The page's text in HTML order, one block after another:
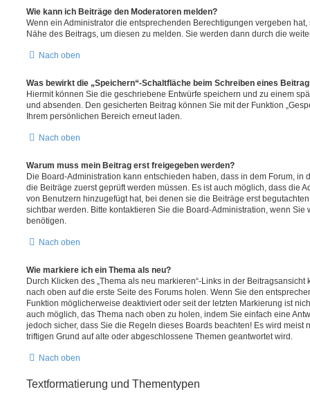
Wie kann ich Beiträge den Moderatoren melden?
Wenn ein Administrator die entsprechenden Berechtigungen vergeben
Nähe des Beitrags, um diesen zu melden. Sie werden dann durch die
Nach oben
Was bewirkt die „Speichern“-Schaltfläche beim Schreiben eines
Hiermit können Sie die geschriebene Entwürfe speichern und zu einem
und absenden. Den gesicherten Beitrag können Sie mit der Funktion
Ihrem persönlichen Bereich erneut laden.
Nach oben
Warum muss mein Beitrag erst freigegeben werden?
Die Board-Administration kann entschieden haben, dass in dem Forum, in
die Beiträge zuerst geprüft werden müssen. Es ist auch möglich, dass die
von Benutzern hinzugefügt hat, bei denen sie die Beiträge erst
sichtbar werden. Bitte kontaktieren Sie die Board-Administration, wenn Sie
benötigen.
Nach oben
Wie markiere ich ein Thema als neu?
Durch Klicken des „Thema als neu markieren“-Links in der
nach oben auf die erste Seite des Forums holen. Wenn Sie den
Funktion möglicherweise deaktiviert oder seit der letzten Markierung ist
auch möglich, das Thema nach oben zu holen, indem Sie einfach eine
jedoch sicher, dass Sie die Regeln dieses Boards beachten! Es wird meist
triftigen Grund auf alte oder abgeschlossene Themen geantwortet wird.
Nach oben
Textformatierung und Thementypen